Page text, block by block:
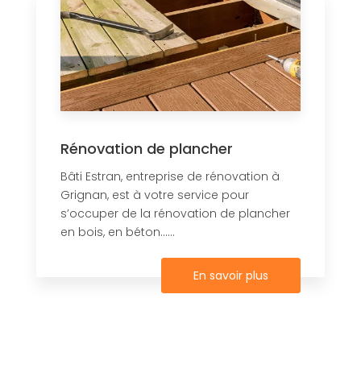
Rénovation de plancher
Bâti Estran, entreprise de rénovation à
Grignan, est à votre service pour
s’occuper de la rénovation de plancher
en bois, en béton......
En savoir plus